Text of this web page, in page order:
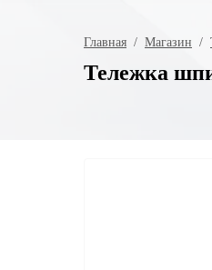
Главная
  /
Магазин
  /
Тележка